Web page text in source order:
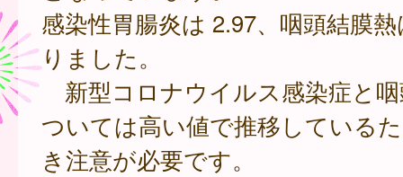
感染性胃腸炎は 2.97、咽頭結膜
りました。
新型コロナウイルス感染症と
ついては高い値で推移している
き注意が必要です。